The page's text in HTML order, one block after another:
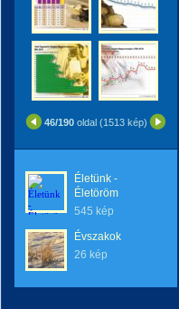
46/190 oldal (1513 kép)
Életünk -
Életöröm
545 kép
Évszakok
26 kép